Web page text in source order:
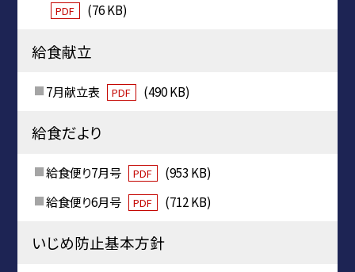
PDF (76 KB)
給食献立
7月献立表 PDF (490 KB)
給食だより
給食便り7月号 PDF
(953 KB)
給食便り6月号
PDF (712 KB)
いじめ防止基本方針